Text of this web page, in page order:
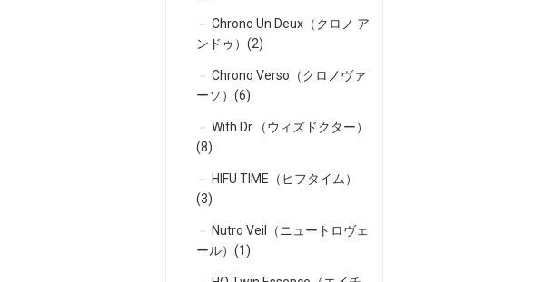
Chrono Un Deux（クロノ ア
ンドゥ）(2)
Chrono Verso（クロノヴァ
ーソ）(6)
With Dr.（ウィズドクター）
(8)
HIFU TIME（ヒフタイム）
(3)
Nutro Veil（ニュートロヴェ
ール）(1)